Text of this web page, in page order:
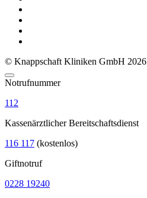
© Knappschaft Kliniken GmbH 2026
Notrufnummer
112
Kassenärztlicher Bereitschaftsdienst
116 117 (kostenlos)
Giftnotruf
0228 19240